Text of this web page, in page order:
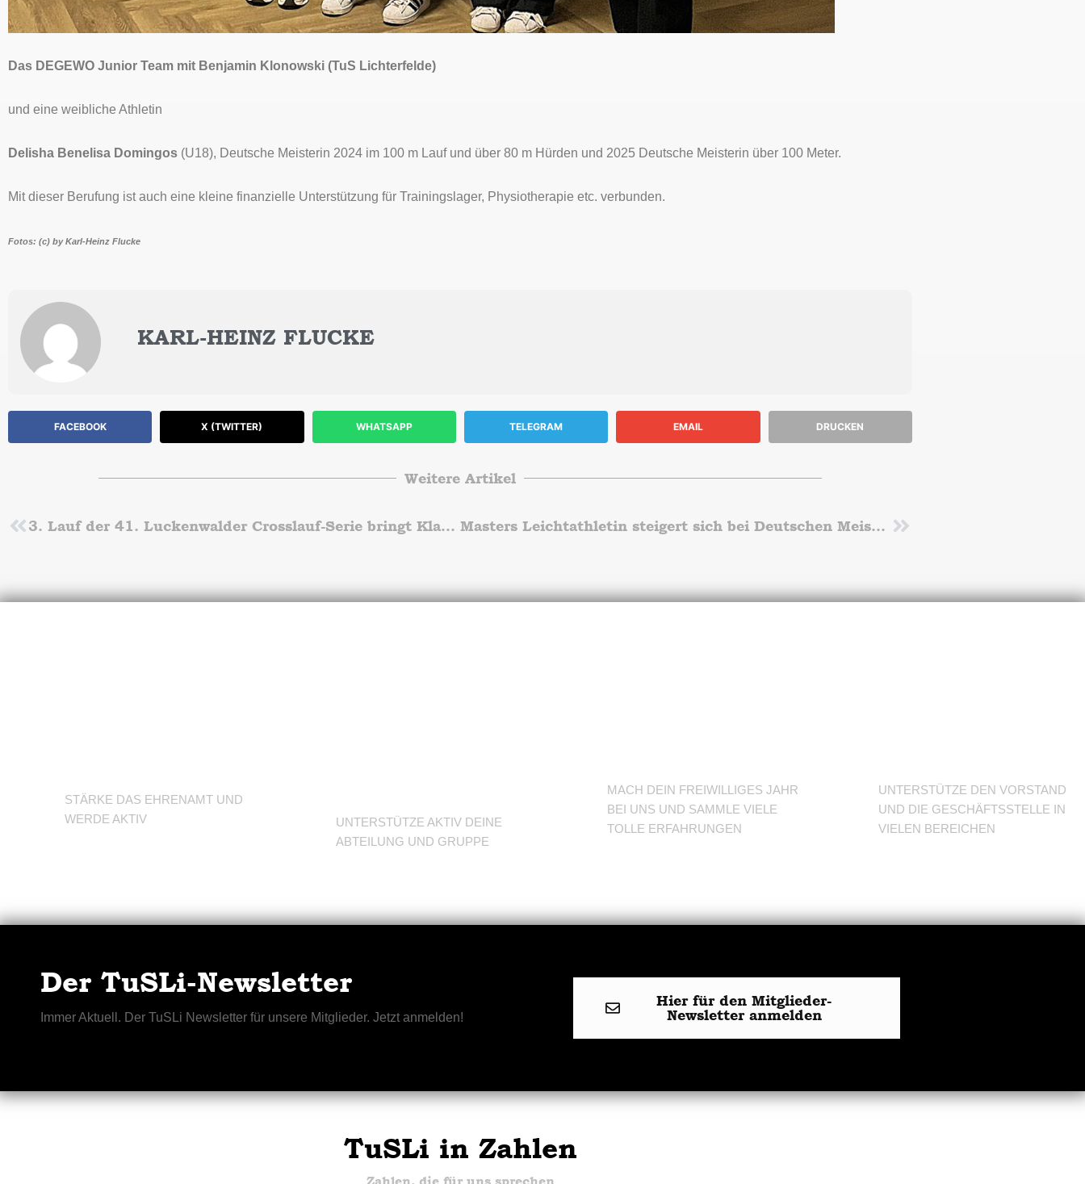
Das DEGEWO Junior Team mit Benjamin Klonowski (TuS Lichterfelde)
und eine weibliche Athletin
Delisha Benelisa Domingos (U18), Deutsche Meisterin 2024 im 100 m Lauf und über 80 m Hürden und 2025 Deutsche Meisterin über 100 Meter.
Mit dieser Berufung ist auch eine kleine finanzielle Unterstützung für Trainingslager, Physiotherapie etc. verbunden.
Fotos: (c) by Karl-Heinz Flucke
KARL-HEINZ FLUCKE
FACEBOOK X (TWITTER) WHATSAPP TELEGRAM EMAIL DRUCKEN
Weitere Artikel
Zurück 3. Lauf der 41. Luckenwalder Crosslauf-Serie bringt Klarheit Masters Leichtathletin steigert sich bei Deutschen Meisterschaften in Düsseldorf Nächster
STÄRKE DAS EHRENAMT UND
WERDE AKTIV
UNTERSTÜTZE AKTIV DEINE
ABTEILUNG UND GRUPPE
MACH DEIN FREIWILLIGES JAHR
BEI UNS UND SAMMLE VIELE
TOLLE ERFAHRUNGEN
UNTERSTÜTZE DEN VORSTAND
UND DIE GESCHÄFTSSTELLE IN
VIELEN BEREICHEN
Der TuSLi-Newsletter
Immer Aktuell. Der TuSLi Newsletter für unsere Mitglieder. Jetzt anmelden!
Hier für den Mitglieder-
Newsletter anmelden
TuSLi in Zahlen
Zahlen, die für uns sprechen